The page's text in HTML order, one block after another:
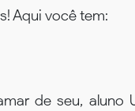
Aqui você tem:
de seu, aluno